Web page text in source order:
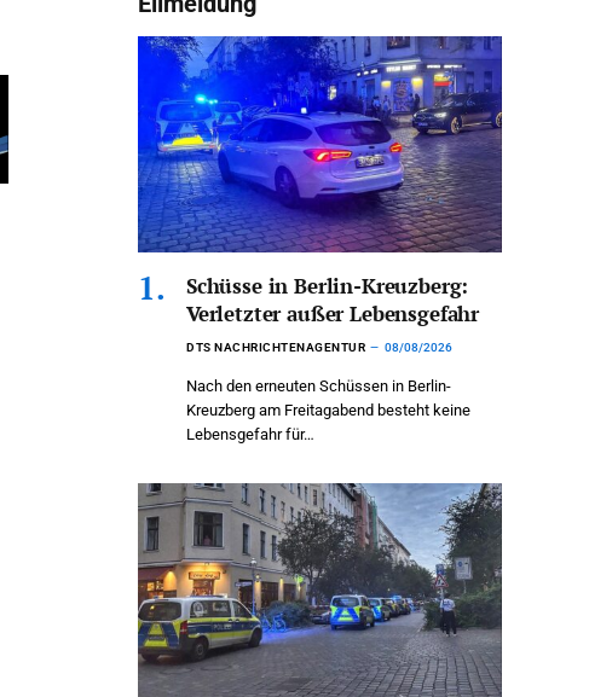
Schüsse in Berlin-Kreuzberg:
Verletzter außer Lebensgefahr
DTS NACHRICHTENAGENTUR 08/08/2026
Nach den erneuten Schüssen in Berlin-
Kreuzberg am Freitagabend besteht keine
Lebensgefahr für…